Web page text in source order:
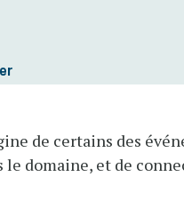
de certains des
domaine, et de